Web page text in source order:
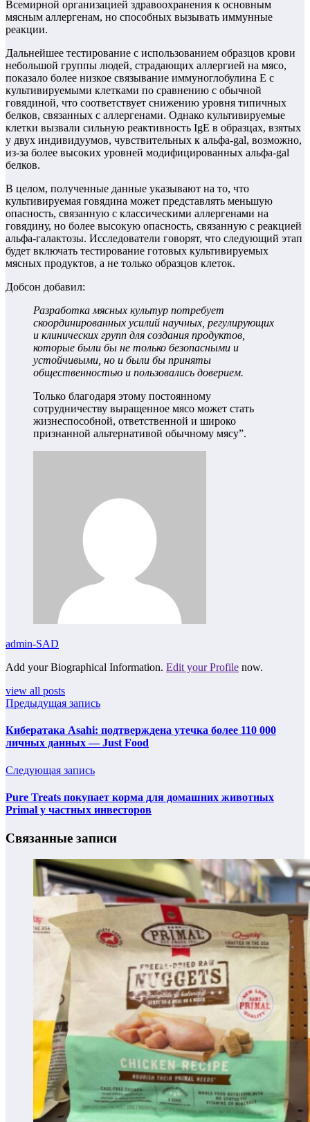
Всемирной организацией здравоохранения к основным
мясным аллергенам, но способных вызывать иммунные
реакции.
Дальнейшее тестирование с использованием образцов крови
небольшой группы людей, страдающих аллергией на мясо,
показало более низкое связывание иммуноглобулина Е с
культивируемыми клетками по сравнению с обычной
говядиной, что соответствует снижению уровня типичных
белков, связанных с аллергенами. Однако культивируемые
клетки вызвали сильную реактивность IgE в образцах, взятых
у двух индивидуумов, чувствительных к альфа-gal, возможно,
из-за более высоких уровней модифицированных альфа-gal
белков.
В целом, полученные данные указывают на то, что
культивируемая говядина может представлять меньшую
опасность, связанную с классическими аллергенами на
говядину, но более высокую опасность, связанную с реакцией
альфа-галактозы. Исследователи говорят, что следующий этап
будет включать тестирование готовых культивируемых
мясных продуктов, а не только образцов клеток.
Добсон добавил:
Разработка мясных культур потребует
скоординированных усилий научных, регулирующих
и клинических групп для создания продуктов,
которые были бы не только безопасными и
устойчивыми, но и были бы приняты
общественностью и пользовались доверием.
Только благодаря этому постоянному
сотрудничеству выращенное мясо может стать
жизнеспособной, ответственной и широко
признанной альтернативой обычному мясу”.
admin-SAD
Add your Biographical Information. Edit your Profile now.
view all posts
Предыдущая запись
Кибератака Asahi: подтверждена утечка более 110 000
личных данных — Just Food
Следующая запись
Pure Treats покупает корма для домашних животных
Primal у частных инвесторов
Связанные записи